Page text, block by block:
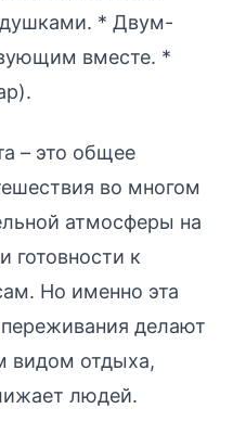
* Двум-
вместе. *
– это общее
во многом
атмосферы на
готовности к
Но именно эта
делают
видом отдыха,
людей.